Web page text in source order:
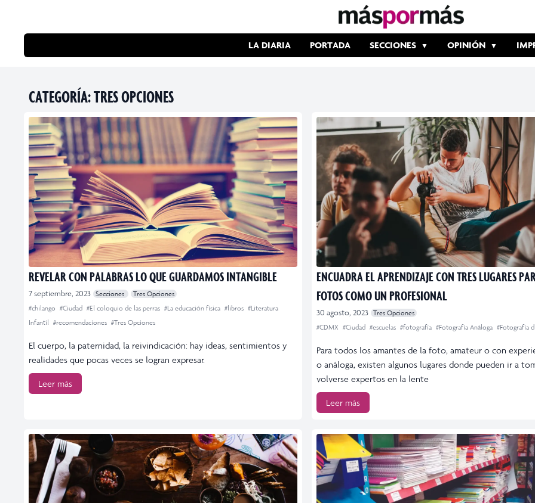
LA DIARIA PORTADA SECCIONES OPINIÓN
CATEGORÍA:TRES OPCIONES
REVELAR CON PALABRAS LO QUE GUARDAMOS INTANGIBLE
7 septiembre, 2023 Secciones
Tres Opciones
#chilango #Ciudad #El coloquio de las perras #La educación física #libros #Literatura
Infantil #recomendaciones #Tres Opciones
El cuerpo, la paternidad, la reivindicación: hay ideas, sentimientos y
realidades que pocas veces se logran expresar.
Leer más
ENCUADRA EL APRENDIZAJE CON TRES LUGARES
FOTOS COMO UN PROFESIONAL
30 agosto, 2023 Tres Opciones
#CDMX #Ciudad #escuelas #fotografía #Fotografía Análoga #Fotografía
Para todos los amantes de la foto, amateur o con
o análoga, existen algunos lugares donde pueden ir a
volverse expertos en la lente
Leer más